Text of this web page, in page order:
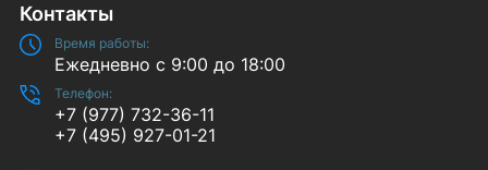
Контакты
Время работы:
Ежедневно с 9:00 до 18:00
Телефон:
+7 (977) 732-36-11
+7 (495) 927-01-21